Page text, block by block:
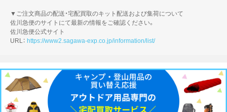
▼ご注文商品の配送・宅配買取のキット配送および集荷について
佐川急便のサイトにて最新の情報をご確認ください。
佐川急便公式サイト
URL： https://www2.sagawa-exp.co.jp/information/list/